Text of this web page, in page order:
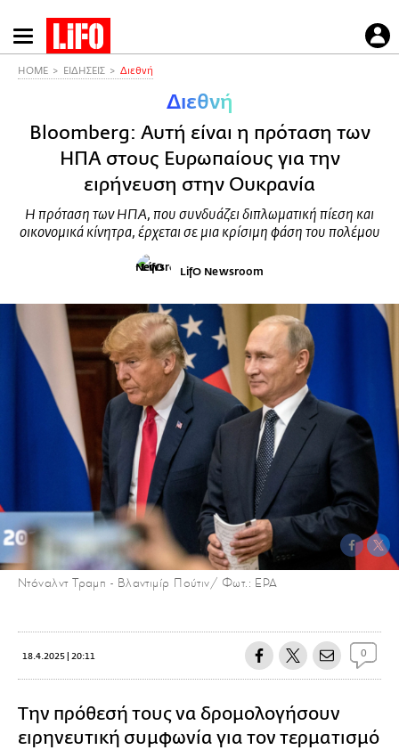
Παράκαμψη
προς
HOME ΕΙΔΗΣΕΙΣ Διεθνή
Διεθνή
Bloomberg: Αυτή είναι η πρόταση των
ΗΠΑ στους Ευρωπαίους για την
ειρήνευση στην Ουκρανία
Η πρόταση των ΗΠΑ, που συνδυάζει διπλωματική πίεση και
οικονομικά κίνητρα, έρχεται σε μια κρίσιμη φάση του πολέμου
LifO Newsroom
Ντόναλντ Τραμπ - Βλαντιμίρ Πούτιν/ Φωτ.: EPA
18.4.2025 | 20:11 0
Την πρόθεσή τους να δρομολογήσουν
ειρηνευτική συμφωνία για τον τερματισμό